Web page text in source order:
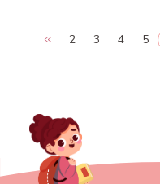
長葉宗義(見左圖)致詞強調
具，省商會計畫進一步推動
2 3 4 5